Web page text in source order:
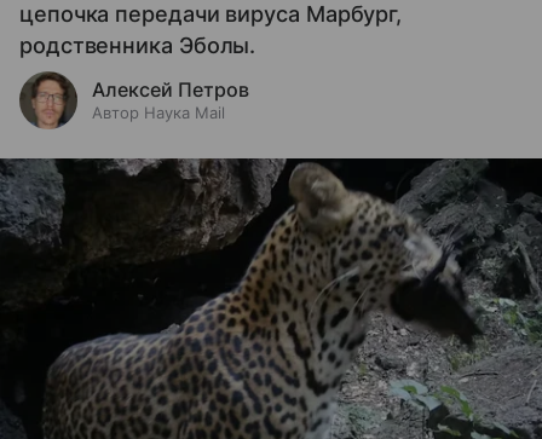
цепочка передачи вируса Марбург,
родственника Эболы.
Алексей Петров
Автор Наука Mail